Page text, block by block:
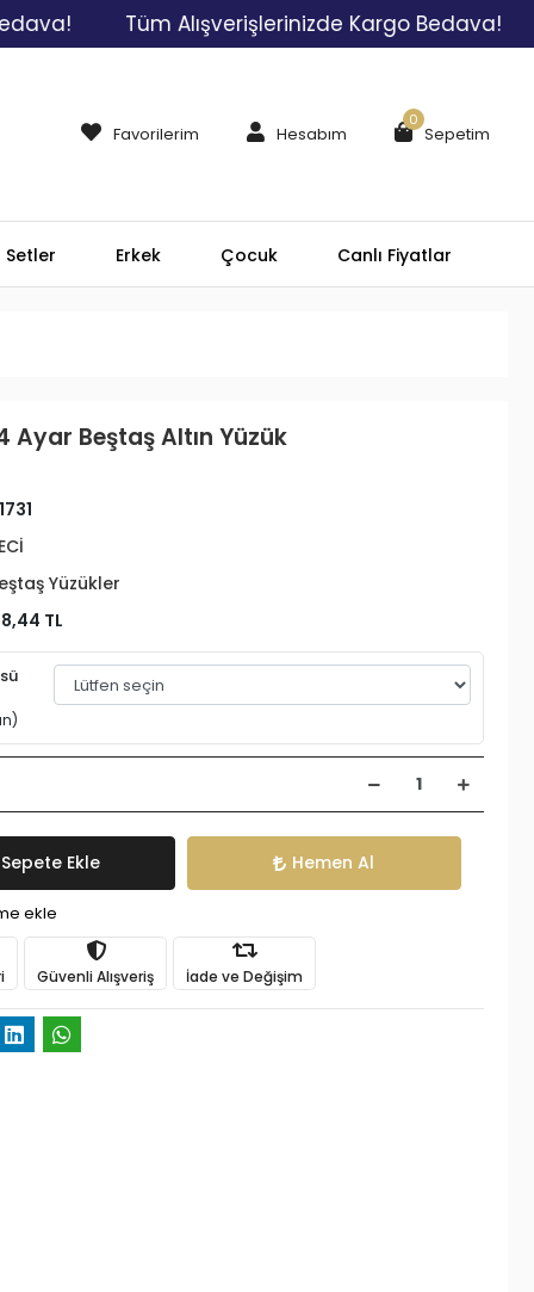
Tüm Alışverişlerinizde Kargo Bedava!
Favorilerim Hesabım Sepetim
0
Setler Erkek Çocuk Canlı Fiyatlar
Ayar Beştaş Altın Yüzük
1731
Yüzükler
TL
Sepete Ekle Hemen Al
ekle
Güvenli Alışveriş İade ve Değişim